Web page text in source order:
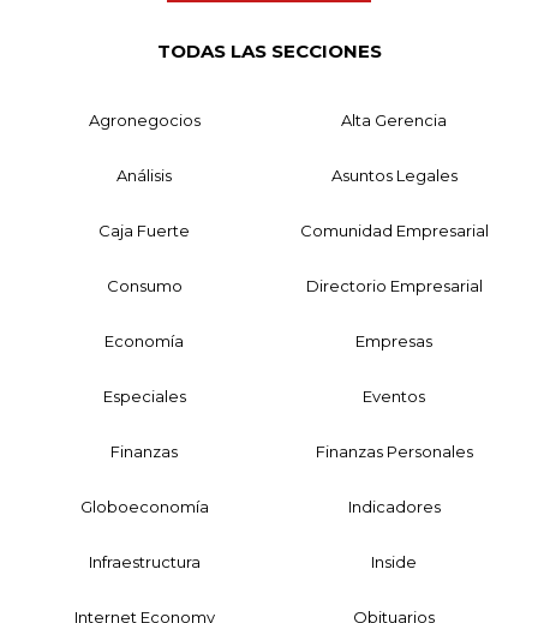
TODAS LAS SECCIONES
Agronegocios Alta Gerencia
Análisis Asuntos Legales
Caja Fuerte Comunidad Empresarial
Consumo Directorio Empresarial
Economía Empresas
Especiales Eventos
Finanzas Finanzas Personales
Globoeconomía Indicadores
Infraestructura Inside
Internet Economy Obituarios